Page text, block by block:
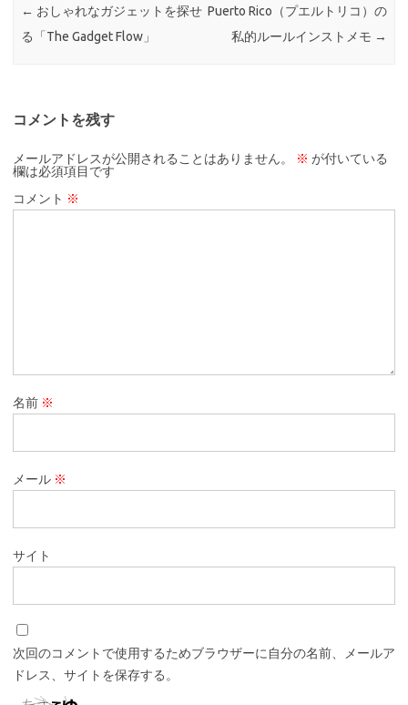
← おしゃれなガジェットを探せ
る「The Gadget Flow」
Puerto Rico（プエルトリコ）の
私的ルールインストメモ →
コメントを残す
メールアドレスが公開されることはありません。 ※ が付いている
欄は必須項目です
コメント ※
名前 ※
メール ※
サイト
次回のコメントで使用するためブラウザーに自分の名前、メールア
ドレス、サイトを保存する。